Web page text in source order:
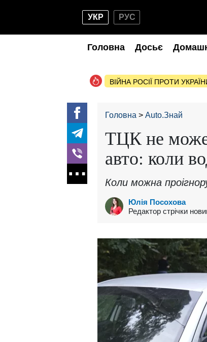
УКР РУС
Головна Досьє
ВІЙНА РОСІЇ ПРОТИ
Головна Auto.Знай
ТЦК не може
авто: коли
Коли можна
Юлія Посохова
Редактор стрічки